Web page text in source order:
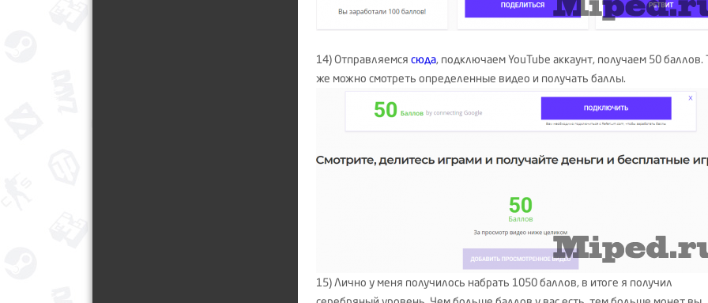
14) Отправляемся сюда, подключаем YouTube аккаунт, получаем 50 баллов.
же можно смотреть определенные видео и получать баллы.
15) Лично у меня получилось набрать 1050 баллов, в итоге я получил